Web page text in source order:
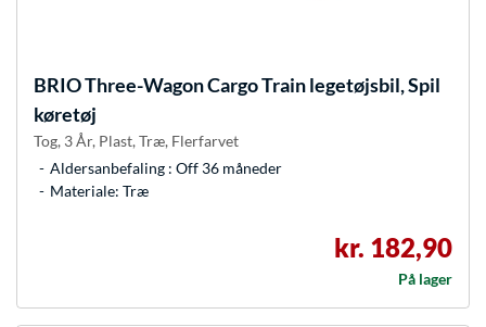
BRIOThree-Wagon Cargo Train legetøjsbil, Spil
køretøj
Tog, 3 År, Plast, Træ, Flerfarvet
Aldersanbefaling : Off 36 måneder
Materiale: Træ
kr. 182,90
På lager